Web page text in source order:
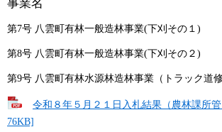
事業名
第7号 八雲町有林一般造林事業(下刈その１)
第8号 八雲町有林一般造林事業(下刈その２)
第9号 八雲町有林水源林造林事業（トラック道修
令和８年５月２１日入札結果（農林課所
76KB]